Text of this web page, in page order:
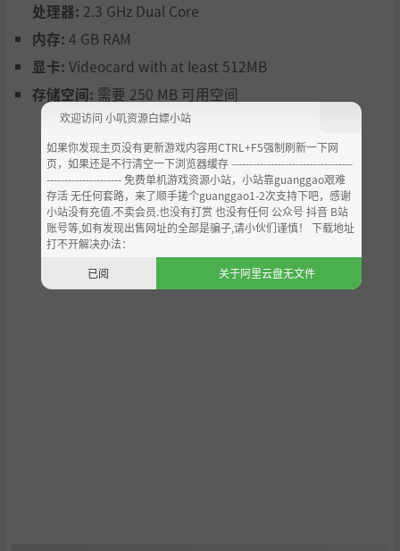
处理器: 2.3 GHz Dual Core
内存: 4 GB RAM
显卡: Videocard with at least 512MB
存储空间: 需要 250 MB 可用空间
欢迎访问 小叽资源白嫖小站
如果你发现主页没有更新游戏内容用CTRL+F5强制刷新一下网
页，如果还是不行清空一下浏览器缓存 ----------------------------------
--------------------- 免费单机游戏资源小站，小站靠guanggao艰难
存活 无任何套路，来了顺手搓个guanggao1-2次支持下吧，感谢
小站没有充值.不卖会员.也没有打赏 也没有任何 公众号 抖音 B站
账号等,如有发现出售网址的全部是骗子,请小伙们谨慎！ 下载地址
打不开解决办法：
已阅
关于阿里云盘无文件